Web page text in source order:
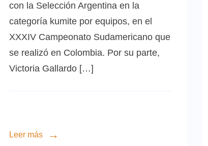
con la Selección Argentina en la
categoría kumite por equipos, en el
XXXIV Campeonato Sudamericano que
se realizó en Colombia. Por su parte,
Victoria Gallardo […]
Leer más